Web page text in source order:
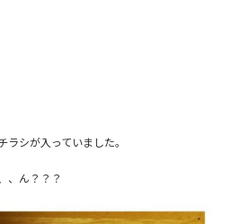
シが入っていました。
、ん？？？